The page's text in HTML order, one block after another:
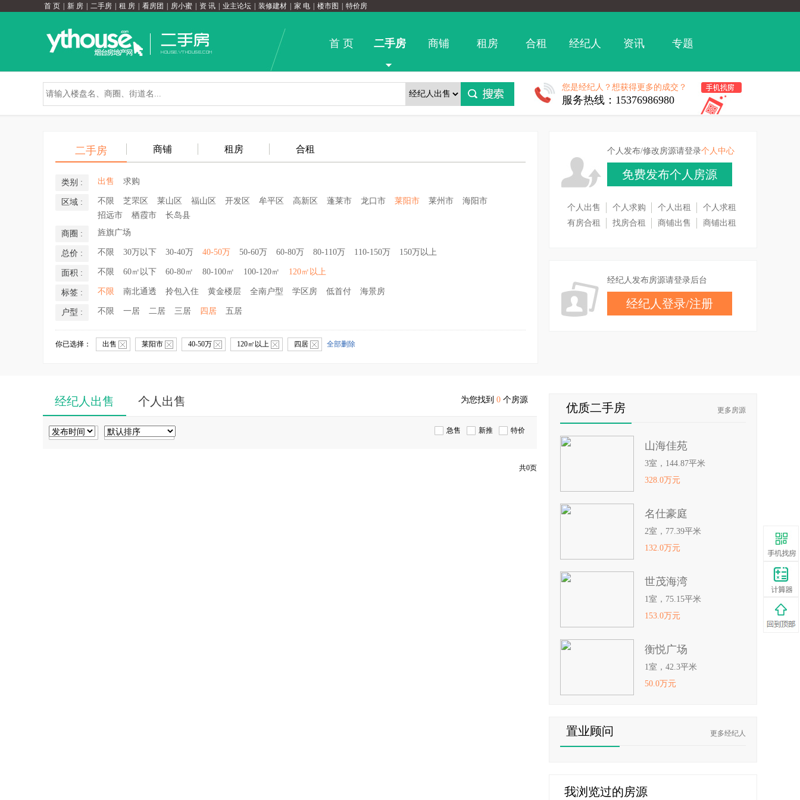
首 页 新 房 二手房 租 房 看房团 房小蜜 资 讯 业主论坛 装修建材 家 电 楼市图 特价房
首 页 二手房 商铺 租房 合租 经纪人 资讯 专题
您是经纪人？想获得更多的成交？
服务热线：15376986980
二手房 商铺 租房 合租
类别 : 出售 求购
区域 : 不限 芝罘区 莱山区 福山区 开发区 牟平区 高新区 蓬莱市 龙口市 莱阳市 莱州市
海阳市
招远市
栖霞市 长岛县
商圈 : 旌旗广场
总价 : 不限 30万以下 30-40万 40-50万 50-60万 60-80万 80-110万 110-150万 150万以上
面积 : 不限 60㎡以下 60-80㎡ 80-100㎡ 100-120㎡ 120㎡以上
标签 : 不限 南北通透 拎包入住 黄金楼层 全南户型 学区房 低首付 海景房
户型 : 不限 一居 二居 三居 四居 五居
你已选择： 出售 莱阳市 40-50万 120㎡以上 四居 全部删除
个人发布/修改房源请登录个人中心
免费发布个人房源
个人出售 个人求购 个人出租
个人求租
有房合租
找房合租 商铺出售 商铺出租
经纪人发布房源请登录后台
经纪人登录/注册
经纪人出售 个人出售 为您找到 0 个房源
急售 新推 特价
共0页
优质二手房 更多房源
山海佳苑
3室，144.87平米
328.0万元
名仕豪庭
2室，77.39平米
132.0万元
世茂海湾
1室，75.15平米
153.0万元
衡悦广场
1室，42.3平米
50.0万元
置业顾问 更多经纪人
我浏览过的房源